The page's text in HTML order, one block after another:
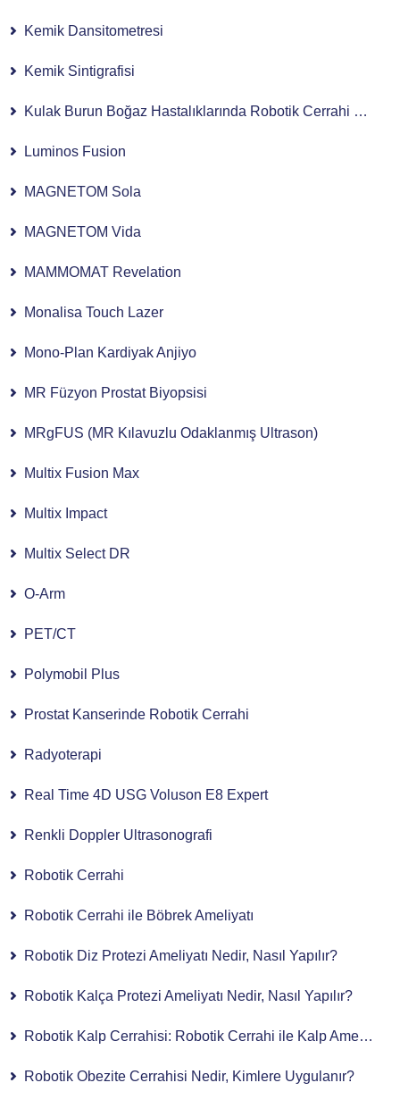
Kemik Dansitometresi
Kemik Sintigrafisi
Kulak Burun Boğaz Hastalıklarında Robotik Cerrahi Kullanımı
Luminos Fusion
MAGNETOM Sola
MAGNETOM Vida
MAMMOMAT Revelation
Monalisa Touch Lazer
Mono-Plan Kardiyak Anjiyo
MR Füzyon Prostat Biyopsisi
MRgFUS (MR Kılavuzlu Odaklanmış Ultrason)
Multix Fusion Max
Multix Impact
Multix Select DR
O-Arm
PET/CT
Polymobil Plus
Prostat Kanserinde Robotik Cerrahi
Radyoterapi
Real Time 4D USG Voluson E8 Expert
Renkli Doppler Ultrasonografi
Robotik Cerrahi
Robotik Cerrahi ile Böbrek Ameliyatı
Robotik Diz Protezi Ameliyatı Nedir, Nasıl Yapılır?
Robotik Kalça Protezi Ameliyatı Nedir, Nasıl Yapılır?
Robotik Kalp Cerrahisi: Robotik Cerrahi ile Kalp Ameliyatı
Robotik Obezite Cerrahisi Nedir, Kimlere Uygulanır?